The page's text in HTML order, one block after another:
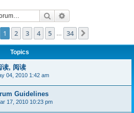
Search
1of 34
1 2 3 4 5 34
Topics
读, 阅读
04, 2010 1:42 am
Guidelines
17, 2010 10:23 pm